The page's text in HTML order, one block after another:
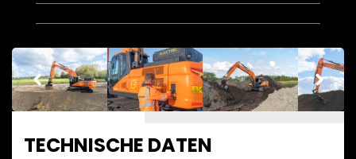
TECHNISCHE DATEN